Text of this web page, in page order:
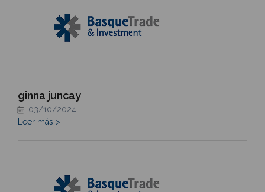
ginna juncay
03/10/2024
Leer más >